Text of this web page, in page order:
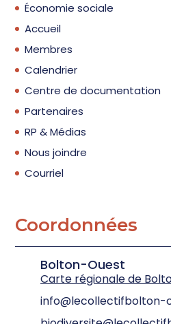
Économie sociale
Accueil
Membres
Calendrier
Centre de documentation
Partenaires
RP & Médias
Nous joindre
Courriel
Coordonnées
Carte régionale de
Bolton-Ouest
info@lecollectifbolton-